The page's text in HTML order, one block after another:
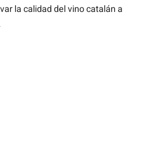
la calidad del vino catalán a